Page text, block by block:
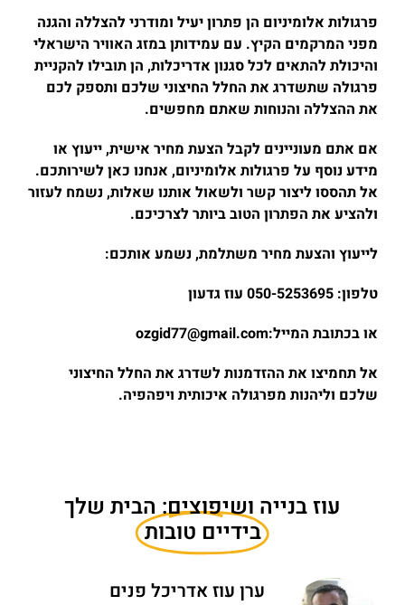
פרגולות אלומיניום הן פתרון יעיל ומודרני להצללה והגנה
מפני המרקמים הקיץ. עם עמידותן במזג האוויר הישראלי
והיכולת להתאים לכל סגנון אדריכלות, הן תובילו להקניית
פרגולה שתשדרג את החלל החיצוני שלכם ותספק לכם
את ההצללה והנוחות שאתם מחפשים.
אם אתם מעוניינים לקבל הצעת מחיר אישית, ייעוץ או
מידע נוסף על פרגולות אלומיניום, אנחנו כאן לשירותכם.
אל תהססו ליצור קשר ולשאול אותנו שאלות, נשמח לעזור
ולהציע את הפתרון הטוב ביותר לצרכיכם.
לייעוץ והצעת מחיר משתלמת, נשמע אותכם:
טלפון: 050-5253695 עוז גדעון
או בכתובת המייל:ozgid77@gmail.com
אל תחמיצו את ההזדמנות לשדרג את החלל החיצוני
שלכם וליהנות מפרגולה איכותית ויפהפיה.
עוז בנייה ושיפוצים: הבית שלך
בידיים טובות
ערן עוז אדריכל פנים